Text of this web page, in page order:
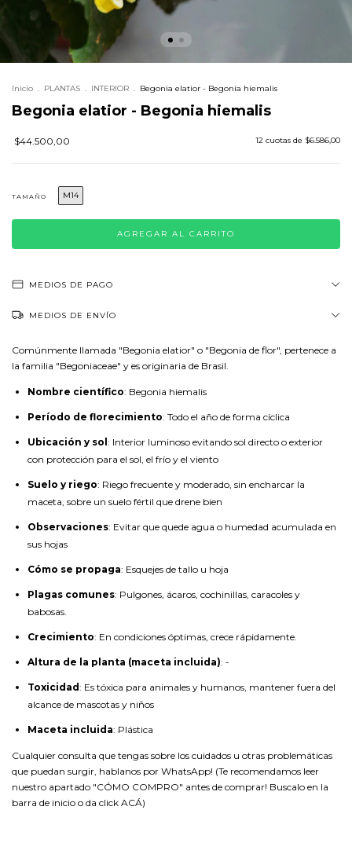
Inicio . PLANTAS . INTERIOR . Begonia elatior - Begonia hiemalis
Begonia elatior - Begonia hiemalis
$44.500,00 12 cuotas de $6.586,00
TAMAÑO M14
MEDIOS DE PAGO
MEDIOS DE ENVÍO
Comúnmente llamada "Begonia elatior" o "Begonia de flor", pertenece a
la familia "Begoniaceae" y es originaria de Brasil.
Nombre científico: Begonia hiemalis
Período de florecimiento: Todo el año de forma cíclica
Ubicación y sol : Interior luminoso evitando sol directo o exterior
con protección para el sol, el frío y el viento
Suelo y riego: Riego frecuente y moderado, sin encharcar la
maceta, sobre un suelo fértil que drene bien
Observaciones: Evitar que quede agua o humedad acumulada en
sus hojas
Cómo se propaga: Esquejes de tallo u hoja
Plagas comunes: Pulgones, ácaros, cochinillas, caracoles y
babosas.
Crecimiento: En condiciones óptimas, crece rápidamente.
Altura de la planta (maceta incluida): -
Toxicidad: Es tóxica para animales y humanos, mantener fuera del
alcance de mascotas y niños
Maceta incluida: Plástica
Cualquier consulta que tengas sobre los cuidados u otras problemáticas
que puedan surgir, hablanos por WhatsApp! (Te recomendamos leer
nuestro apartado "CÓMO COMPRO" antes de comprar! Buscalo en la
barra de inicio o da click ACÁ)